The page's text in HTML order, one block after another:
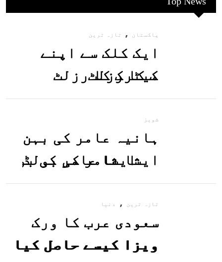
پاکستان , تازہ ترین
ایک کلک سے اپنے
میٹرک کا رزلٹ
معلوم کریں
شوبز
ہانیہ عامر کی بہن
ایشا عامر کی بولڈ
تصاویر وائرل ہو
گئیں
تازہ ترین , دنیا
سعودی عرب کا ورک
ویزا کیسے حاصل کیا